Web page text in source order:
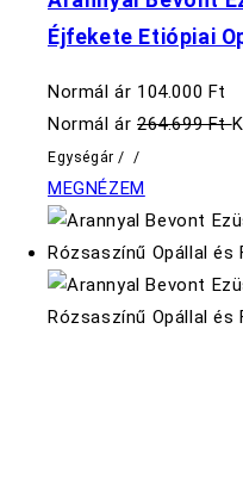
Éjfekete Etiópiai
Normál ár 104.000 Ft
Normál ár 264.699 Ft
Egységár / /
MEGNÉZEM